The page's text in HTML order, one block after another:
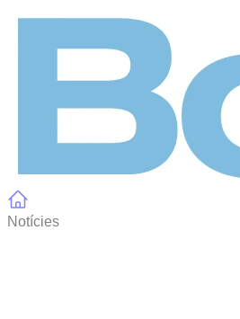
Notícies